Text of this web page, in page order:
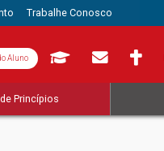
Trabalhe Conosco
Aluno
Princípios